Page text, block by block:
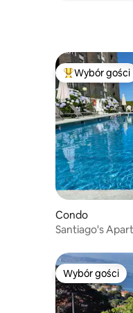
Wybór gości
Condo
Santiago's
Wybór gości
Wybór gości